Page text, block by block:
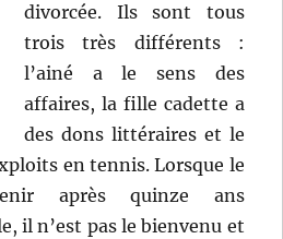
divorcée. Ils sont tous
trois très différents :
l’ainé a le sens des
affaires, la fille cadette a
des dons littéraires et le
en tennis. Lorsque le
après quinze ans
il n’est pas le bienvenu et